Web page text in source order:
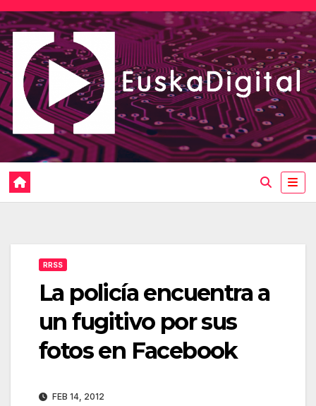
Saltar
al
contenido
RRSS
La policía encuentra a
un fugitivo por sus
fotos en Facebook
FEB 14, 2012